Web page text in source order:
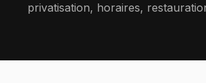
privatisation, horaires,